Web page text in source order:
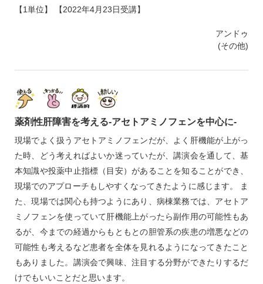
【1単位】 【2022年4月23日受講】
アンドゥ
(その他)
薬剤性肝障害を考える‐アセトアミノフェンを中心に‐
現場でよく扱うアセトアミノフェンだが、よく肝機能が上がっ
た時、どう考えればよいか迷っていたが、講演会を通して、基
本知識や投薬中止指標（目安）があることを知ることができ、
現場でのアプローチもしやすくなってきたように感じます。 ま
た、現場では関心も持つようにあり、病棟業務では、アセトア
ミノフェンを使っていて肝機能上がったら副作用の可能性もあ
るが、今までの経過からもともとの胆管系の疾患の増悪などの
可能性も考えるなど患者を全体を見れるようになってきたこと
もありました。講演会で興味、注目する分野ができたりするだ
けでもいいことだと思います。